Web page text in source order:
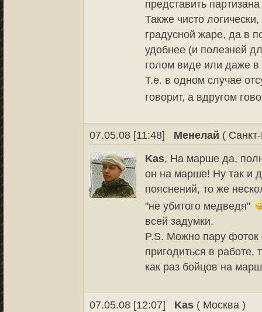
представить
Также чисто
градусной жаре, да в
удобнее (и полезней
голом виде или даже в
Т.е. в одном случае
говорит, а вдругом
07.05.08 [11:48] Менелай (
Kas, На марше да,
он на марше! Ну так и
пояснений, то же
"не убитого медведя"
всей задумки.
P.S. Можно пару фоток
пригодиться в работе,
как раз бойцов на
07.05.08 [12:07] Kas ( Москва )